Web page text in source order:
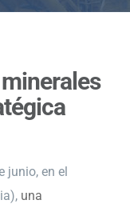
junio, en el
una